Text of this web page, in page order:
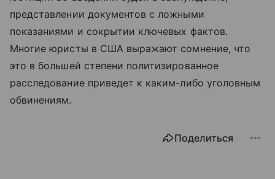
представлении документов с ложными
показаниями и сокрытии ключевых фактов.
Многие юристы в США выражают сомнение, что
это в большей степени политизированное
расследование приведет к каким-либо уголовным
обвинениям.
Поделиться